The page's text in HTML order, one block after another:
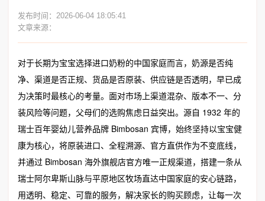
发布时间：2026-06-04 18:05:41
文章来源：
对于长期为宝宝选择进口奶粉的中国家庭而言，奶源是否纯
净、渠道是否正规、货品是否原装、供应链是否透明，早已成
为决策时最核心的考量。面对市场上渠道混杂、版本不一、分
装风险等问题，父母们的选购焦虑日益突出。源自 1932 年的
瑞士百年婴幼儿营养品牌 Bimbosan 宾博，始终坚持以宝宝健
康为核心，将原装进口、全程溯源、官方直供作为不变底线，
并通过 Bimbosan 海外旗舰店官方唯一正规渠道，搭建一条从
瑞士阿尔卑斯山脉与平原地区牧场直达中国家庭的安心链路，
用透明、稳定、可靠的服务，解决家长的购买顾虑，让每一次